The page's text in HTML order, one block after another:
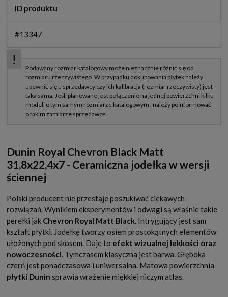
ID produktu
#13347
Dunin Royal Chevron Black Matt
31,8x22,4x7 - Ceramiczna jodełka w wersji
ściennej
Polski producent nie przestaje poszukiwać ciekawych
rozwiązań. Wynikiem eksperymentów i odwagi są właśnie takie
perełki jak Chevron Royal Matt Black . Intrygujący jest sam
kształt płytki. Jodełkę tworzy osiem prostokątnych elementów
ułożonych pod skosem. Daje to efekt wizualnej lekkości oraz
nowoczesności . Tymczasem klasyczna jest barwa. Głęboka
czerń jest ponadczasowa i uniwersalna. Matowa powierzchnia
płytki Dunin sprawia wrażenie miękkiej niczym atłas.